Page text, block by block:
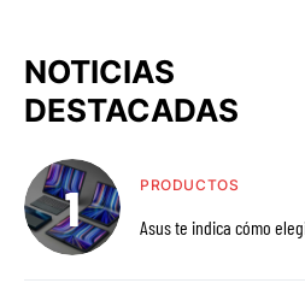
NOTICIAS
DESTACADAS
PRODUCTOS
Asus te indica cómo